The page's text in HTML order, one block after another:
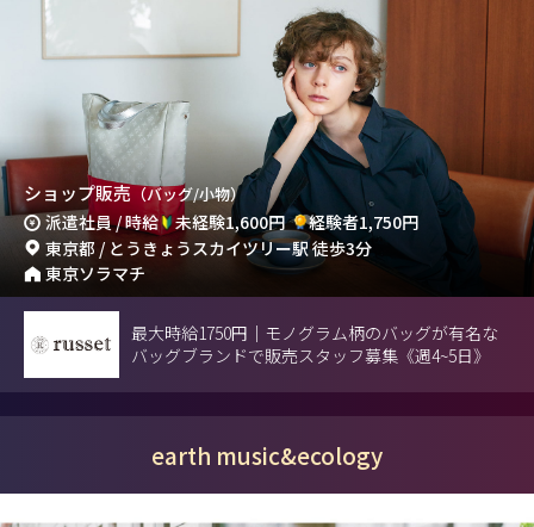
ショップ販売 （バッグ/小物）
派遣社員 / 時給 未経験1,600円
経験者1,750円
東京都 / とうきょうスカイツリー駅 徒歩3分
東京ソラマチ
最大時給1750円｜モノグラム柄のバッグが有名な
バッグブランドで販売スタッフ募集《週4~5日》
earth music&ecology